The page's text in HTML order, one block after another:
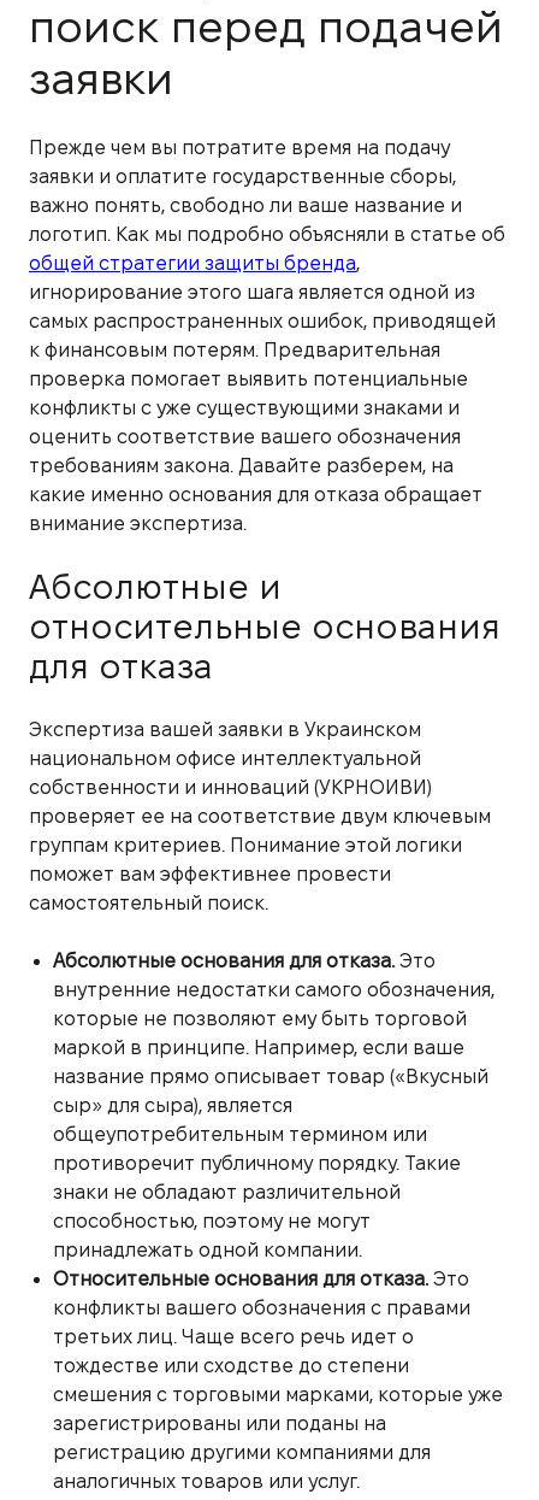
поиск перед подачей
заявки
Прежде чем вы потратите время на подачу
заявки и оплатите государственные сборы,
важно понять, свободно ли ваше название и
логотип. Как мы подробно объясняли в статье об
общей стратегии защиты бренда,
игнорирование этого шага является одной из
самых распространенных ошибок, приводящей
к финансовым потерям. Предварительная
проверка помогает выявить потенциальные
конфликты с уже существующими знаками и
оценить соответствие вашего обозначения
требованиям закона. Давайте разберем, на
какие именно основания для отказа обращает
внимание экспертиза.
Абсолютные и
относительные основания
для отказа
Экспертиза вашей заявки в Украинском
национальном офисе интеллектуальной
собственности и инноваций (УКРНОИВИ)
проверяет ее на соответствие двум ключевым
группам критериев. Понимание этой логики
поможет вам эффективнее провести
самостоятельный поиск.
Абсолютные основания для отказа. Это
внутренние недостатки самого обозначения,
которые не позволяют ему быть торговой
маркой в принципе. Например, если ваше
название прямо описывает товар («Вкусный
сыр» для сыра), является
общеупотребительным термином или
противоречит публичному порядку. Такие
знаки не обладают различительной
способностью, поэтому не могут
принадлежать одной компании.
Относительные основания для отказа. Это
конфликты вашего обозначения с правами
третьих лиц. Чаще всего речь идет о
тождестве или сходстве до степени
смешения с торговыми марками, которые уже
зарегистрированы или поданы на
регистрацию другими компаниями для
аналогичных товаров или услуг.